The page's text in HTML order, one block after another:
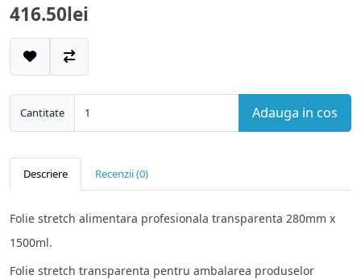
416.50lei
Cantitate Adauga in cos
Descriere Recenzii (0)
Folie stretch alimentara profesionala transparenta 280mm x
1500ml.
Folie stretch transparenta pentru ambalarea produselor